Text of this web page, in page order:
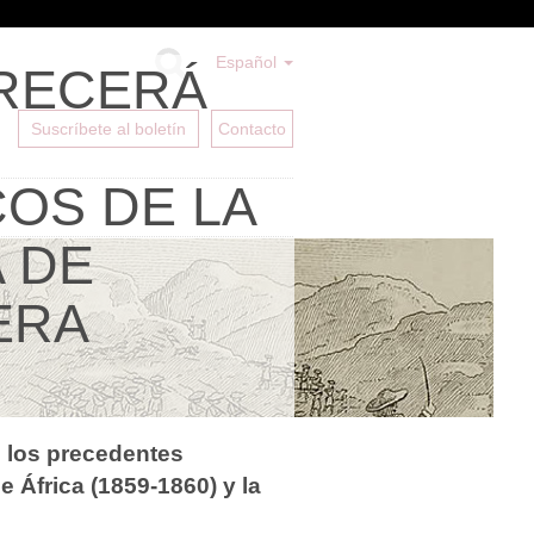
Español
Suscríbete al boletín Contacto
DE LA
DE
los precedentes
África (1859-1860) y la